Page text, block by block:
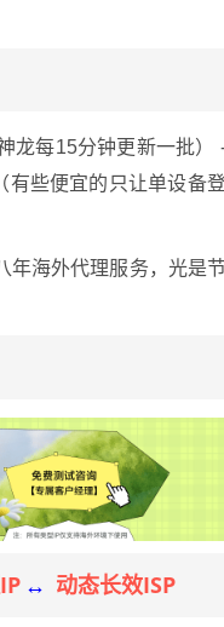
龙每15分钟更新一批）
有些便宜的只让单设备
年海外代理服务，光是
↔ 动态长效ISP